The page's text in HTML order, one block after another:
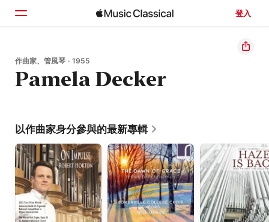
登入
首頁
瀏覽
作曲家、管風琴 · 1955
Pamela Decker
以作曲家身分參與的最新專輯